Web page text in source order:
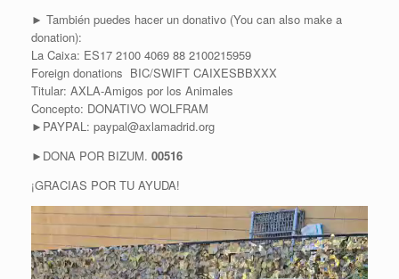
► También puedes hacer un donativo (You can also make a
donation):
La Caixa: ES17 2100 4069 88 2100215959
Foreign donations BIC/SWIFT CAIXESBBXXX
Titular: AXLA-Amigos por los Animales
Concepto: DONATIVO WOLFRAM
►PAYPAL: paypal@axlamadrid.org
►DONA POR BIZUM. 00516
¡GRACIAS POR TU AYUDA!
R
e
p
r